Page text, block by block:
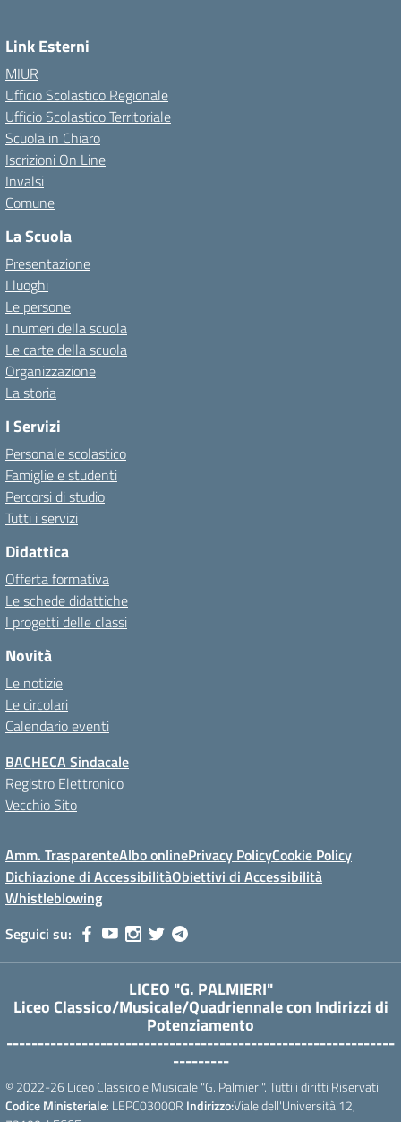
Link Esterni
MIUR
Ufficio Scolastico Regionale
Ufficio Scolastico Territoriale
Scuola in Chiaro
Iscrizioni On Line
Invalsi
Comune
La Scuola
Presentazione
I luoghi
Le persone
I numeri della scuola
Le carte della scuola
Organizzazione
La storia
I Servizi
Personale scolastico
Famiglie e studenti
Percorsi di studio
Tutti i servizi
Didattica
Offerta formativa
Le schede didattiche
I progetti delle classi
Novità
Le notizie
Le circolari
Calendario eventi
BACHECA Sindacale
Registro Elettronico
Vecchio Sito
Amm. TrasparenteAlbo onlinePrivacy PolicyCookie Policy
Dichiazione di AccessibilitàObiettivi di Accessibilità
Whistleblowing
Seguici su:
LICEO "G. PALMIERI"
Liceo Classico/Musicale/Quadriennale con Indirizzi di
Potenziamento
--------------------------------------------------------------
---------
© 2022-26 Liceo Classico e Musicale "G. Palmieri". Tutti i diritti Riservati.
Codice Ministeriale: LEPC03000R Indirizzo:Viale dell'Università 12,